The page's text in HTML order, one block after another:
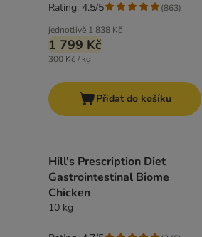
jednotlivě 1 838 Kč
1 799 Kč
300 Kč / kg
Rating: 4.5/5 (863)
Přidat do košíku
Hill's Prescription Diet
Gastrointestinal Biome
Chicken
10 kg